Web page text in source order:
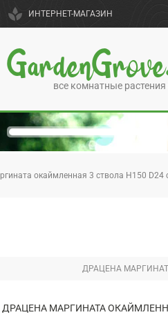
spa ИНТЕРНЕТ-МАГАЗИН
все комнатные
окаймленная 3 ствола H150 D24
ДРАЦЕНА
ДРАЦЕНА МАРГИНАТА